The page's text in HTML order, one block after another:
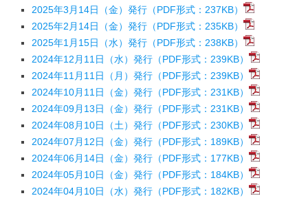
2025年3月14日（金）発行（PDF形式：237KB）
2025年2月14日（金）発行（PDF形式：235KB）
2025年1月15日（水）発行（PDF形式：238KB）
2024年12月11日（水）発行（PDF形式：239KB）
2024年11月11日（月）発行（PDF形式：239KB）
2024年10月11日（金）発行（PDF形式：231KB）
2024年09月13日（金）発行（PDF形式：231KB）
2024年08月10日（土）発行（PDF形式：230KB）
2024年07月12日（金）発行（PDF形式：189KB）
2024年06月14日（金）発行（PDF形式：177KB）
2024年05月10日（金）発行（PDF形式：184KB）
2024年04月10日（水）発行（PDF形式：182KB）